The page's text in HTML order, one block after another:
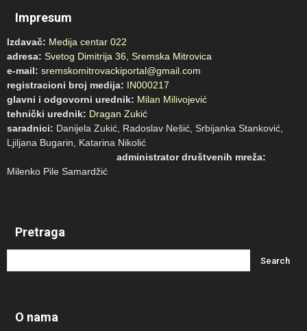
Impresum
Izdavač: Medija centar 022
adresa: Svetog Dimitrija 36, Sremska Mitrovica
e-mail: sremskomitrovackiportal@gmail.com
registracioni broj medija: IN000217
glavni i odgovorni urednik: Milan Milivojević
tehnički urednik: Dragan Zukić
saradnici: Danijela Zukić, Radoslav Nešić, Srbijanka Stanković,
Ljiljana Bugarin, Katarina Nikolić
administrator društvenih mreža:
Milenko Pile Samardžić
Pretraga
O nama